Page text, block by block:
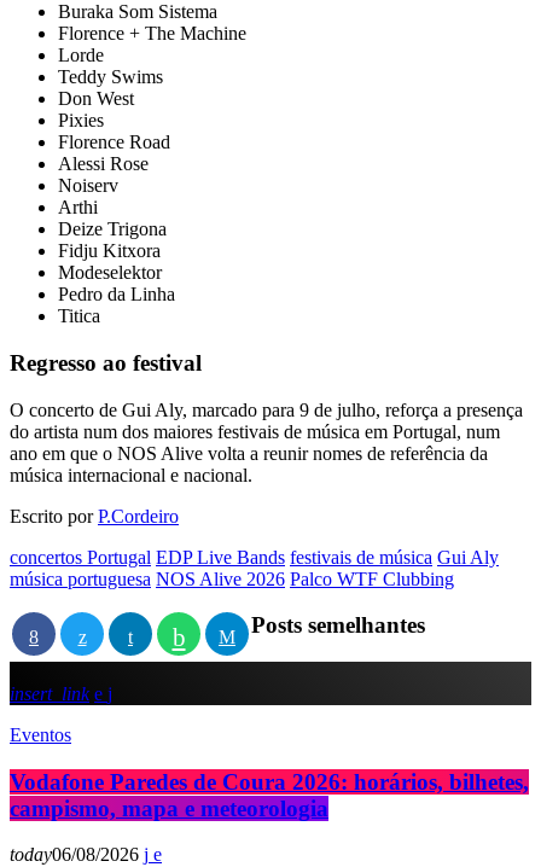
Buraka Som Sistema
Florence + The Machine
Lorde
Teddy Swims
Don West
Pixies
Florence Road
Alessi Rose
Noiserv
Arthi
Deize Trigona
Fidju Kitxora
Modeselektor
Pedro da Linha
Titica
Regresso ao festival
O concerto de Gui Aly, marcado para 9 de julho, reforça a presença
do artista num dos maiores festivais de música em Portugal, num
ano em que o NOS Alive volta a reunir nomes de referência da
música internacional e nacional.
Escrito porP.Cordeiro
concertos Portugal EDP Live Bands festivais de música Gui Aly
música portuguesa NOS Alive 2026 Palco WTF Clubbing
Posts semelhantes
insert_link
Eventos
Vodafone Paredes de Coura 2026: horários, bilhetes,
campismo, mapa e meteorologia
today06/08/2026